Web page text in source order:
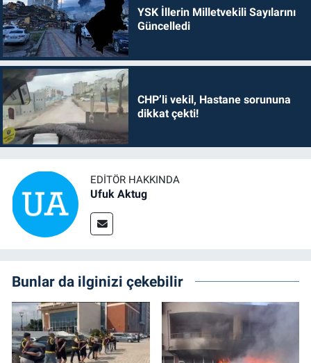
YSK İllerin Milletvekili Sayılarını
Güncelledi
CHP’li vekil, Hastane sorununa
dikkat çekti!
EDITÖR HAKKINDA
Ufuk Aktug
Bunlar da ilginizi çekebilir